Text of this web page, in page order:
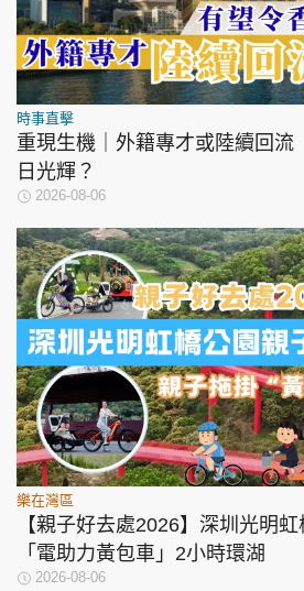
時事直擊
重現生機｜外籍專才或陸續回
日光輝？
2026-08-06
樂在灣區
【親子好去處2026】深圳光明
「電助力黃包車」2小時環湖
2026-08-06